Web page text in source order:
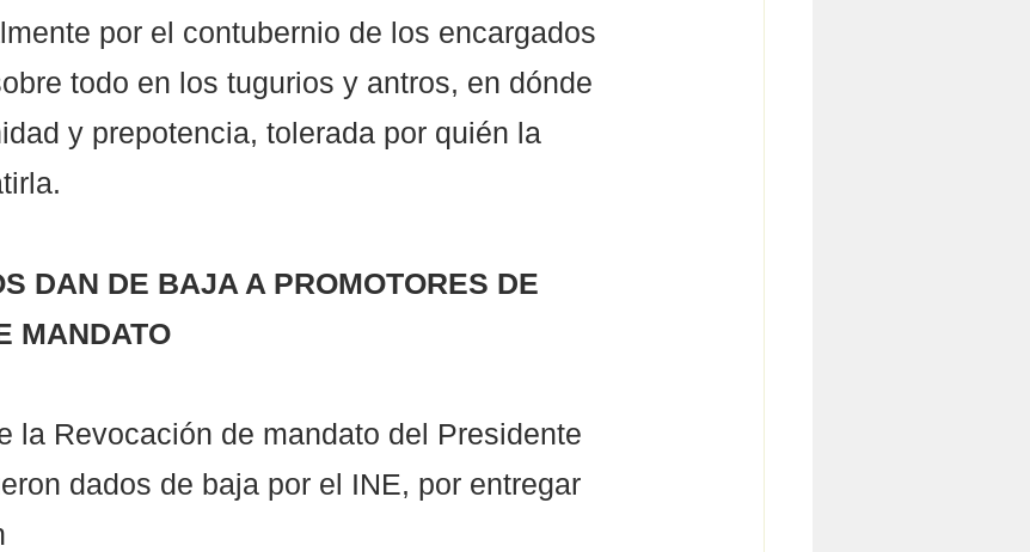
por el contubernio de los encargados
todo en los tugurios y antros, en dónde
y prepotencia, tolerada por quién la
DAN DE BAJA A PROMOTORES DE
MANDATO
la Revocación de mandato del Presidente
dados de baja por el INE, por entregar